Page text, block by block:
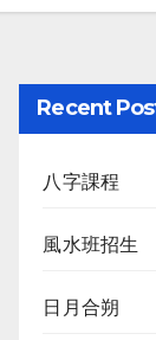
Recent
八字課程
風水班招生
日月合朔